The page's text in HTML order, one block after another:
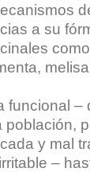
a su
funcional –
población,
y mal
–